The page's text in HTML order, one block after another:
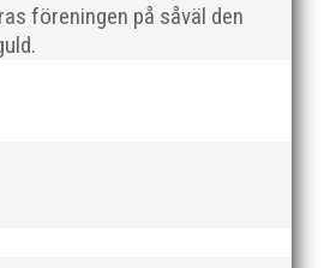
föreningen på såväl den
och tog med sig 1